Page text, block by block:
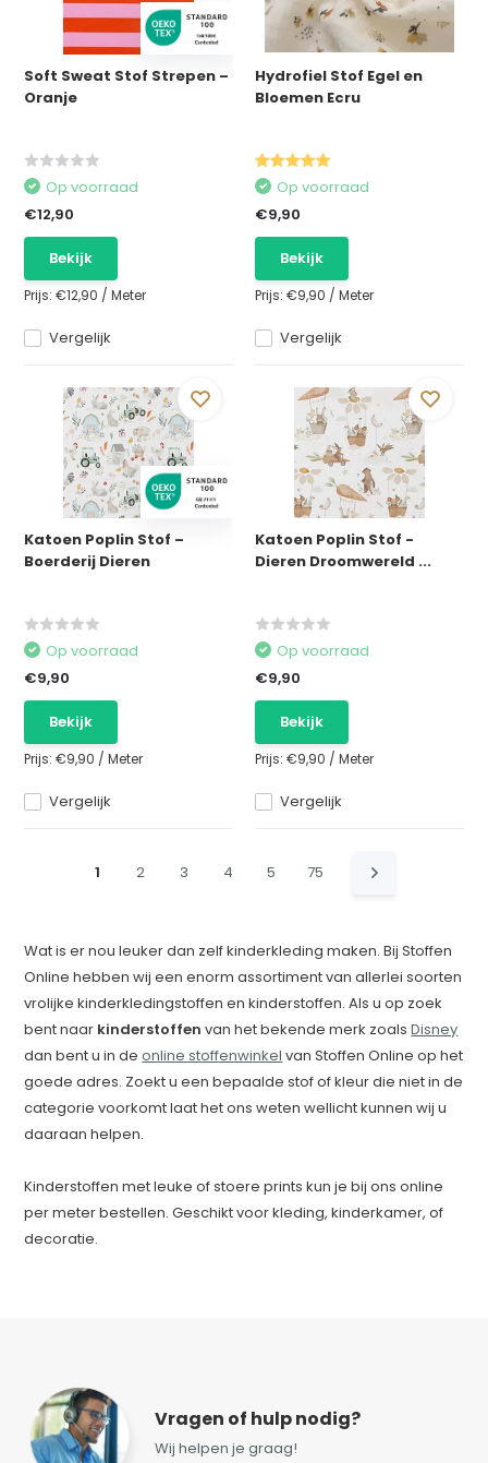
Soft Sweat Stof Strepen –
Oranje
Vergelijk
Op voorraad
€12,90
Bekijk
Prijs:€12,90 /Meter
Hydrofiel Stof Egel en
Bloemen Ecru
Vergelijk
Op voorraad
€9,90
Bekijk
Prijs: €9,90 / Meter
Katoen Poplin Stof –
Boerderij Dieren
Vergelijk
Op voorraad
€9,90
Bekijk
Prijs:€9,90 /Meter
Katoen Poplin Stof -
Dieren Droomwereld ...
Vergelijk
Op voorraad
€9,90
Bekijk
Prijs: €9,90 / Meter
1 2 3 4 5 75
Wat is er nou leuker dan zelf kinderkleding maken. Bij Stoffen
Online hebben wij een enorm assortiment van allerlei soorten
vrolijke kinderkledingstoffen en kinderstoffen. Als u op zoek
bent naar kinderstoffen van het bekende merk zoalsDisney
dan bent u in deonline stoffenwinkel van Stoffen Online op het
goede adres. Zoekt u een bepaalde stof of kleur die niet in de
categorie voorkomt laat het ons weten wellicht kunnen wij u
daaraan helpen.
Kinderstoffen met leuke of stoere prints kun je bij ons online
per meter bestellen. Geschikt voor kleding, kinderkamer, of
decoratie.
Vragen of hulp nodig?
Wij helpen je graag!